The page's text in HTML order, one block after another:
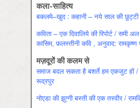
कला-साहित्य
बकलमे–खुद : कहानी – नये साल की छुट्टी
कविता – एक दिवालिये की रिपोर्ट / समी अल
कासिम, फ़लस्तीनी कवि , अनुवाद: रामकृष्ण
मज़दूरों की कलम से
समाज बदल सकता है बशर्ते हम एकजुट हों /
रूद्रपुर
नोएडा की झुग्गी बस्ती की एक तस्‍वीर /